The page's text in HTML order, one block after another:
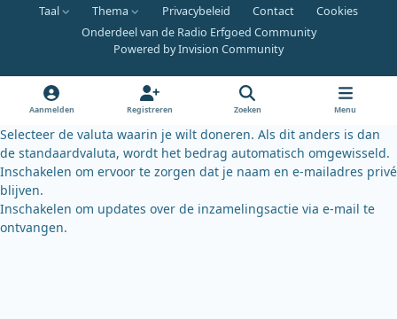
c
e
k
u
u
k
y
Taal Thema Privacybeleid Contact
Cookies
Onderdeel van de Radio Erfgoed Community
Powered byInvision Community
Aanmelden Registreren Zoeken Menu
Selecteer de valuta waarin je wilt doneren. Als dit anders is dan
de standaardvaluta, wordt het bedrag automatisch omgewisseld.
Inschakelen om ervoor te zorgen dat je naam en e-mailadres privé
blijven.
Inschakelen om updates over de inzamelingsactie via e-mail te
ontvangen.